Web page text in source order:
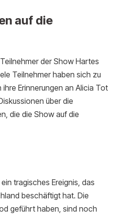
auf die
der Show Hartes
Teilnehmer haben sich zu
Erinnerungen an Alicia Tot
über die
die die Show auf die
tragisches Ereignis, das
beschäftigt hat. Die
geführt haben, sind noch